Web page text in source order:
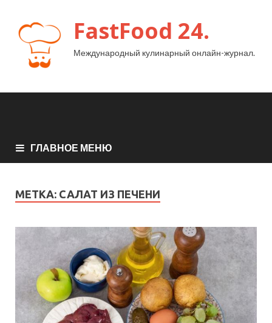
FastFood 24.
Международный кулинарный онлайн-журнал.
ГЛАВНОЕ МЕНЮ
МЕТКА: САЛАТ ИЗ ПЕЧЕНИ